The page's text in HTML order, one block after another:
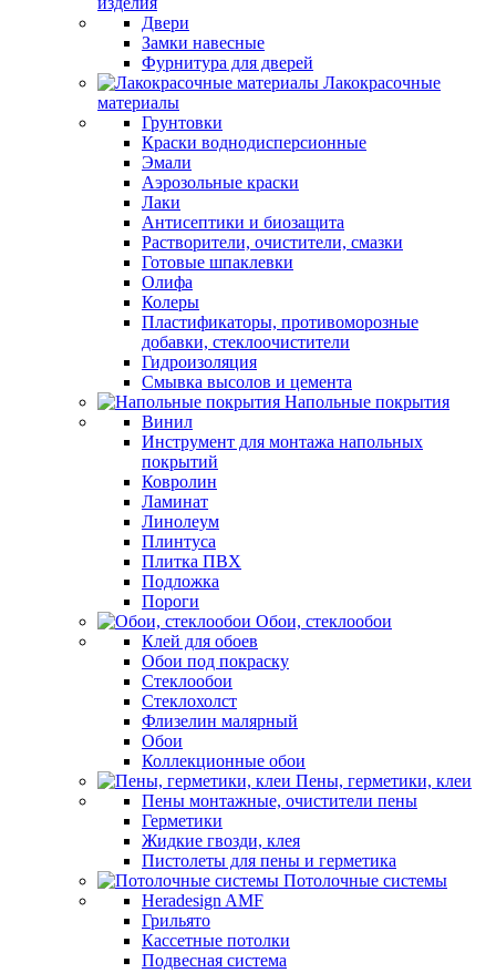
Двери
Замки навесные
Фурнитура для дверей
Лакокрасочные
материалы
Грунтовки
Краски воднодисперсионные
Эмали
Аэрозольные краски
Лаки
Антисептики и биозащита
Растворители, очистители, смазки
Готовые шпаклевки
Олифа
Колеры
Пластификаторы, противоморозные
добавки, стеклоочистители
Гидроизоляция
Смывка высолов и цемента
Напольные покрытия
Винил
Инструмент для монтажа напольных
покрытий
Ковролин
Ламинат
Линолеум
Плинтуса
Плитка ПВХ
Подложка
Пороги
Обои, стеклообои
Клей для обоев
Обои под покраску
Стеклообои
Стеклохолст
Флизелин малярный
Обои
Коллекционные обои
Пены, герметики, клеи
Пены монтажные, очистители пены
Герметики
Жидкие гвозди, клея
Пистолеты для пены и герметика
Потолочные системы
Heradesign AMF
Грильято
Кассетные потолки
Подвесная система